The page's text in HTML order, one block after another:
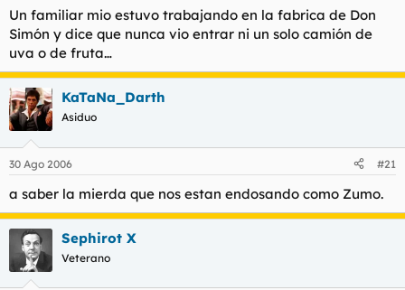
Un familiar mio estuvo trabajando en la fabrica de Don
Simón y dice que nunca vio entrar ni un solo camión de
uva o de fruta…
KaTaNa_Darth
Asiduo
30 Ago 2006 #21
a saber la mierda que nos estan endosando como Zumo.
Sephirot X
Veterano